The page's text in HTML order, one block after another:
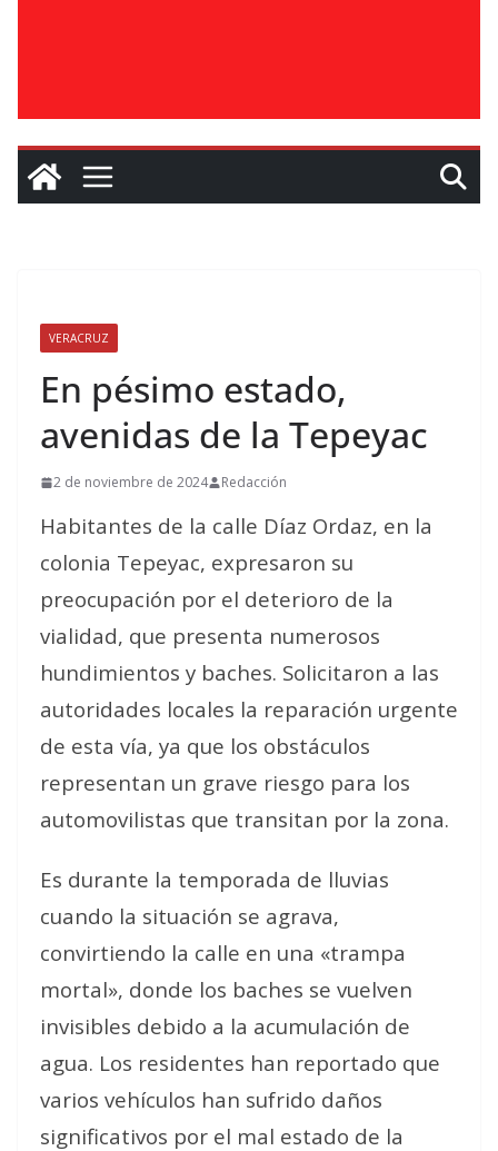
VERACRUZ
En pésimo estado,
avenidas de la Tepeyac
2 de noviembre de 2024 Redacción
Habitantes de la calle Díaz Ordaz, en la
colonia Tepeyac, expresaron su
preocupación por el deterioro de la
vialidad, que presenta numerosos
hundimientos y baches. Solicitaron a las
autoridades locales la reparación urgente
de esta vía, ya que los obstáculos
representan un grave riesgo para los
automovilistas que transitan por la zona.
Es durante la temporada de lluvias
cuando la situación se agrava,
convirtiendo la calle en una «trampa
mortal», donde los baches se vuelven
invisibles debido a la acumulación de
agua. Los residentes han reportado que
varios vehículos han sufrido daños
significativos por el mal estado de la